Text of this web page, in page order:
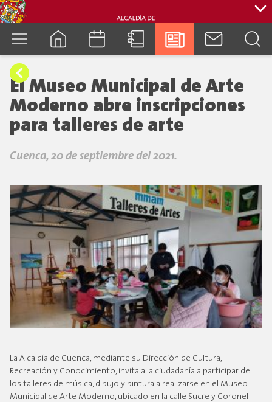
El Museo Municipal de Arte
Moderno abre inscripciones
para talleres de arte
Cuenca, 20 de septiembre del 2021.
La Alcaldía de Cuenca, mediante su Dirección de Cultura,
Recreación y Conocimiento, invita a la ciudadanía a participar de
los talleres de música, dibujo y pintura a realizarse en el Museo
Municipal de Arte Moderno, ubicado en la calle Sucre y Coronel